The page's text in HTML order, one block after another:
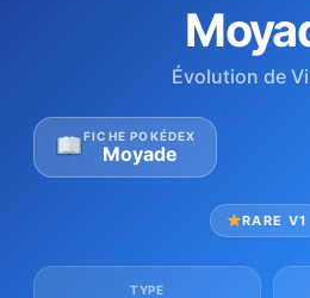
Évolution de
FICHE POKÉDEX
Moyade
RARE V1
TYPE